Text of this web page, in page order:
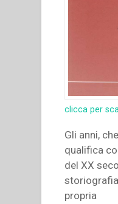
clicca per
Gli anni,
qualifica
del XX
propria